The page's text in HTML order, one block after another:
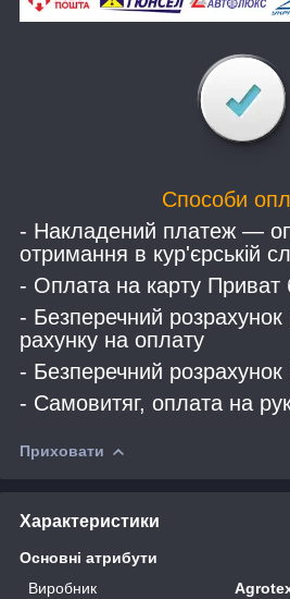
Способи
- Накладений платеж —
отримання в кур'єрській
- Оплата на карту Приват
- Безперечний розрахунок
рахунку на оплату
- Безперечний
- Самовитяг, оплата на
Приховати
Характеристики
Основні атрибути
Виробник